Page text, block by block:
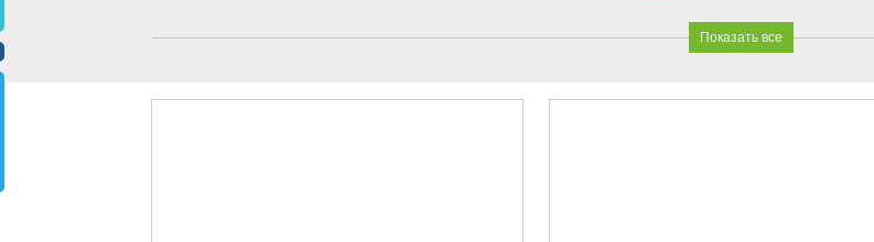
Показать все